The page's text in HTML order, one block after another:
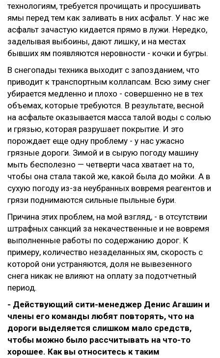
технологиям, требуется прочищать и просушивать
ямы перед тем как заливать в них асфальт. У нас же
асфальт зачастую кидается прямо в лужи. Нередко,
заделывая выбоины, дают лишку, и на местах
бывших ям появляются неровности - кочки и бугры.
В снегопады техника выходит с запозданием, что
приводит к транспортным коллапсам. Всю зиму снег
убирается медленно и плохо - совершенно не в тех
объемах, которые требуются. В результате, весной
на асфальте оказывается масса талой воды с солью
и грязью, которая разрушает покрытие. И это
порождает еще одну проблему - у нас ужасно
грязные дороги. Зимой и в сырую погоду машину
мыть бесполезно — четверти часа хватает на то,
чтобы она стала такой же, какой была до мойки. А в
сухую погоду из-за неубранных вовремя реагентов и
грязи поднимаются сильные пыльные бури.
Причина этих проблем, на мой взгляд, - в отсутствии
штрафных санкций за некачественные и не вовремя
выполненные работы по содержанию дорог. К
примеру, количество незаделанных ям, скорость с
которой они устраняются, доля не вывезенного
снега никак не влияют на оплату за подотчетный
период.
- Действующий сити-менеджер Денис Агашин и
члены его команды любят повторять, что на
дороги выделяется слишком мало средств,
чтобы можно было рассчитывать на что-то
хорошее. Как вы относитесь к таким